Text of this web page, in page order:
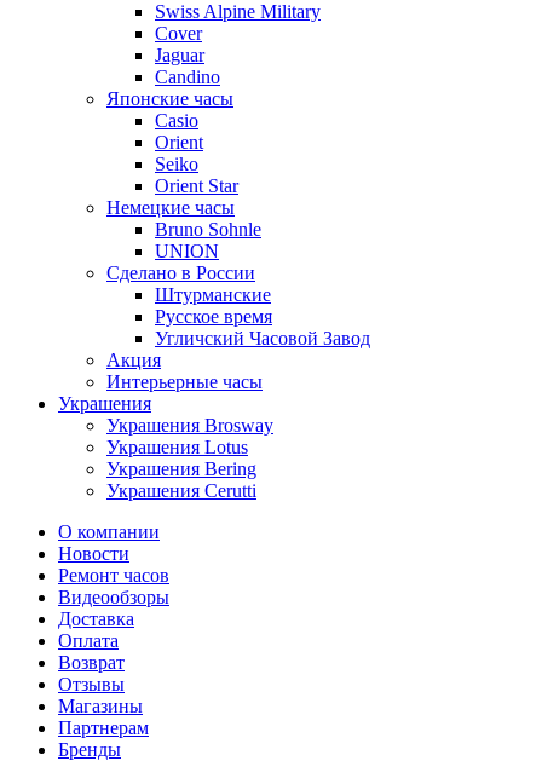
Swiss Alpine Military
Cover
Jaguar
Candino
Японские часы
Casio
Orient
Seiko
Orient Star
Немецкие часы
Bruno Sohnle
UNION
Сделано в России
Штурманские
Русское время
Угличский Часовой Завод
Акция
Интерьерные часы
Украшения
Украшения Brosway
Украшения Lotus
Украшения Bering
Украшения Cerutti
О компании
Новости
Ремонт часов
Видеообзоры
Доставка
Оплата
Возврат
Отзывы
Магазины
Партнерам
Бренды